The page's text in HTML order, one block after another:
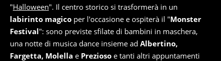
"Halloween". Il centro storico si trasformerà in un
labirinto magico per l'occasione e ospiterà il "Monster
Festival": sono previste sfilate di bambini in maschera,
una notte di musica dance insieme ad Albertino,
Fargetta, Molella e Prezioso e tanti altri appuntamenti